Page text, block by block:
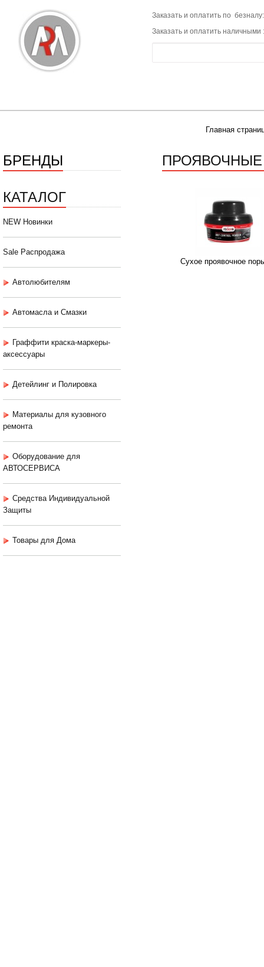
Заказать и оплатить по
Заказать и оплатить наличными
Главная
БРЕНДЫ
КАТАЛОГ
NEW Новинки
Sale Распродажа
Автолюбителям
Автомасла и Смазки
Граффити краска-маркеры-
аксессуары
Детейлинг и Полировка
Материалы для кузовного
ремонта
Оборудование для
АВТОСЕРВИСА
Средства Индивидуальной
Защиты
Товары для Дома
Сухое проявочное